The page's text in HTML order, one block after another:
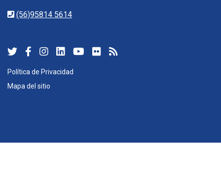
(56)95814 5614
Política de Privacidad
Mapa del sitio